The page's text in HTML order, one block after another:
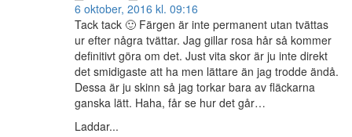
6 oktober, 2016 kl. 09:16
Tack tack 🙂 Färgen är inte permanent utan tvättas
ur efter några tvättar. Jag gillar rosa hår så kommer
definitivt göra om det. Just vita skor är ju inte direkt
det smidigaste att ha men lättare än jag trodde ändå.
Dessa är ju skinn så jag torkar bara av fläckarna
ganska lätt. Haha, får se hur det går…
Laddar...